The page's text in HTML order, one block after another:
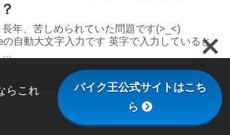
長年、苦しめられていた問題です(>_<)
の自動大文字入力です 英字で入力していると
...
記事を読む
らこれ
バイク王公式サイトはこち
ら